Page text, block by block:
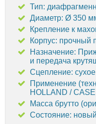
Тип:
Диаметр: Ø 350
Крепление к
Корпус: прочный
Назначение:
и передача
Сцепление:
Применение
HOLLAND / CASE
Масса брутто
Состояние: